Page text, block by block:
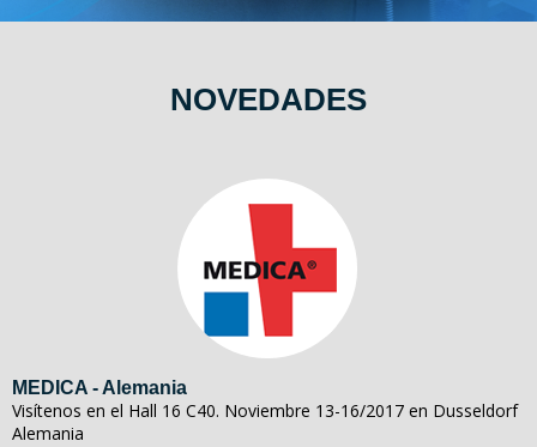
NOVEDADES
MEDICA - Alemania
Visítenos en el Hall 16 C40. Noviembre 13-16/2017 en Dusseldorf
Alemania